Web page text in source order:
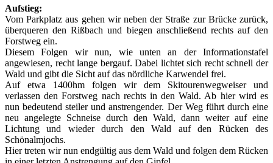
Aufstieg:
Vom Parkplatz aus gehen wir neben der Straße zur Brücke zurück,
überqueren den Rißbach und biegen anschließend rechts auf den
Forstweg ein.
Diesem Folgen wir nun, wie unten an der Informationstafel
angewiesen, recht lange bergauf. Dabei lichtet sich recht schnell der
Wald und gibt die Sicht auf das nördliche Karwendel frei.
Auf etwa 1400hm folgen wir dem Skitourenwegweiser und
verlassen den Forstweg nach rechts in den Wald. Ab hier wird es
nun bedeutend steiler und anstrengender. Der Weg führt durch eine
neu angelegte Schneise durch den Wald, dann weiter auf eine
Lichtung und wieder durch den Wald auf den Rücken des
Schönalmjochs.
Hier treten wir nun endgültig aus dem Wald und folgen dem Rücken